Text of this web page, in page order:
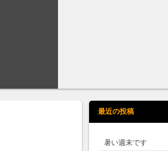
最近の投稿
暑い週末です